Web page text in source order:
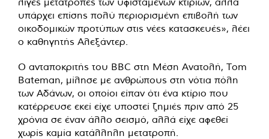
υπάρχει επίσης πολύ περιορισμένη επιβολή των
οικοδομικών προτύπων στις νέες κατασκευές», λέει
ο καθηγητής Αλεξάντερ.
Ο ανταποκριτής του BBC στη Μέση Ανατολή, Tom
Bateman, μίλησε με ανθρώπους στη νότια πόλη
των Αδάνων, οι οποίοι είπαν ότι ένα κτίριο που
κατέρρευσε εκεί είχε υποστεί ζημιές πριν από 25
χρόνια σε έναν άλλο σεισμό, αλλά είχε αφεθεί
χωρίς καμία κατάλληλη μετατροπή.